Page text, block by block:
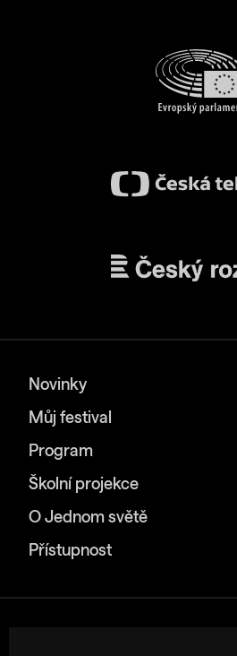
Novinky
Můj festival
Program
Školní projekce
O Jednom světě
Přístupnost